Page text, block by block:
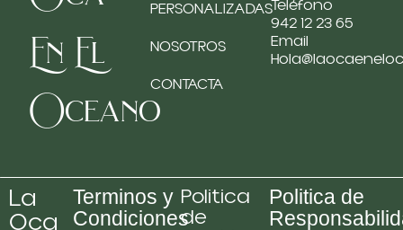
En El
Oceano
PERSONALIZADAS
NOSOTROS
CONTACTA
Teléfono
942 12 23 65
Email
La
Oca
Terminos y
Condiciones
Politica
de
Politica de